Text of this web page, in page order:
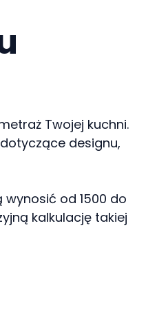
Twojej kuchni.
designu,
wynosić od 1500 do
kalkulację takiej